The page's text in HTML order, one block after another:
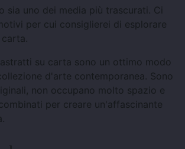
sia uno dei media più trascurati. Ci
per cui consiglierei di esplorare
su carta sono un ottimo modo
d'arte contemporanea. Sono
non occupano molto spazio e
per creare un'affascinante